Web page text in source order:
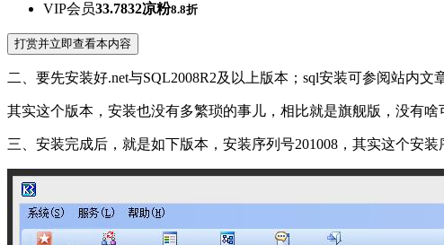
VIP会员33.7832凉粉8.8折
打赏并立即查看本内容
二、要先安装好.net与SQL2008R2及以上版本；sql安装可参阅站内文
其实这个版本，安装也没有多繁琐的事儿，相比就是旗舰版，没有啥
三、安装完成后，就是如下版本，安装序列号201008，其实这个安